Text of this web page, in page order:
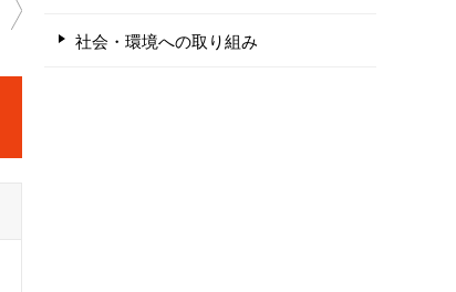
社会・環境への取り組み